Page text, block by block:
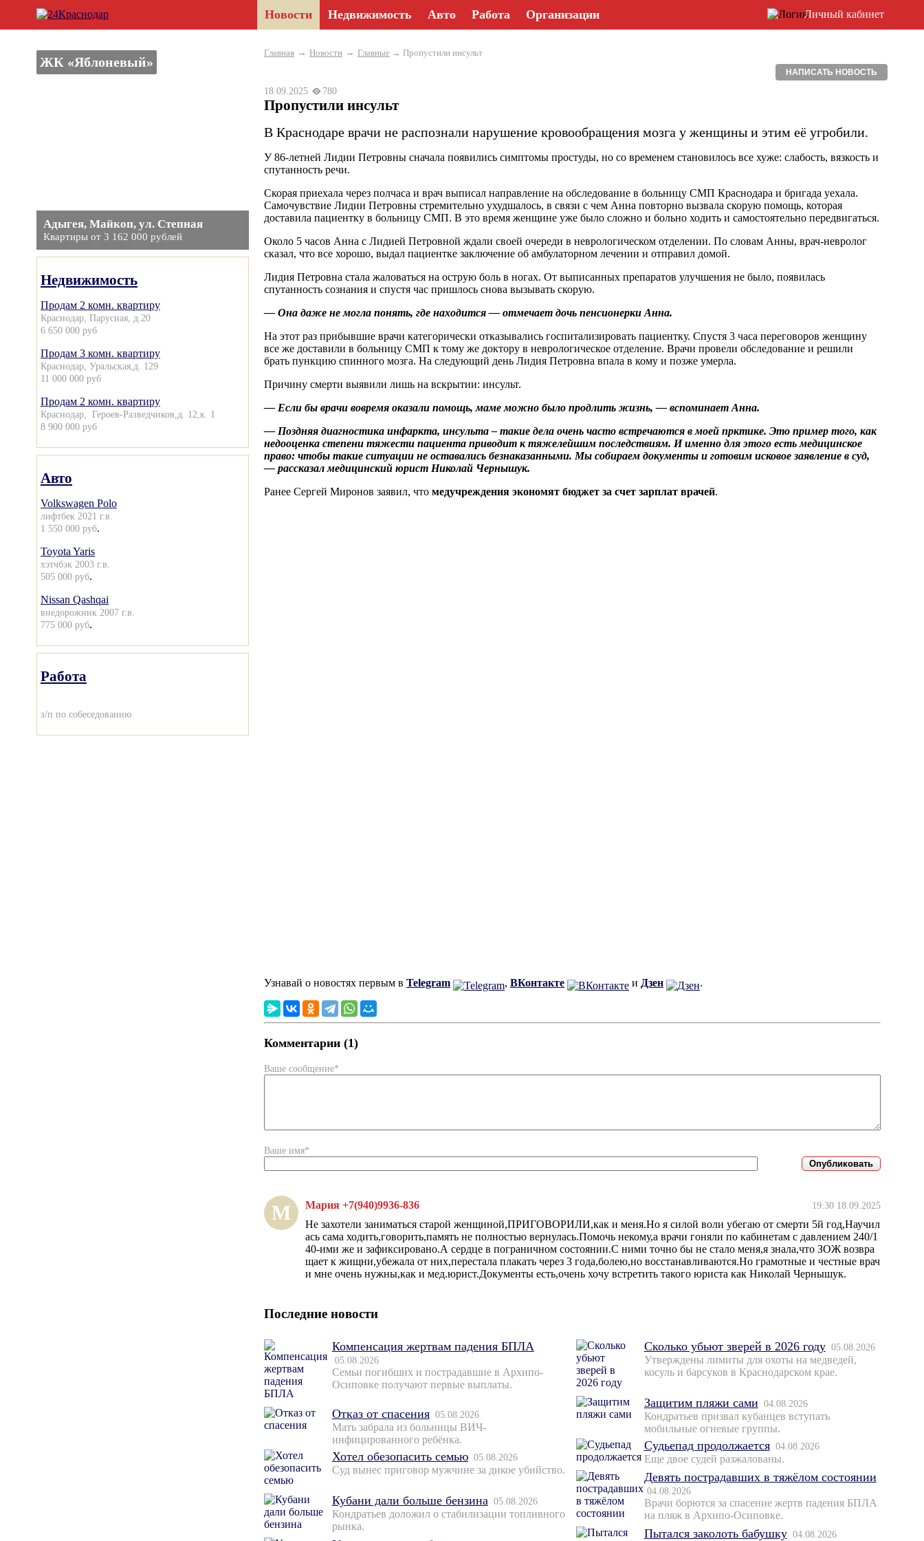
Новости Недвижимость Авто Работа Организации Личный кабинет
ЖК «Яблоневый»
Адыгея, Майкоп, ул. Степная
Квартиры от 3 162 000 рублей
Недвижимость
Продам 2 комн. квартиру
Краснодар, Парусная, д.20
6 650 000 руб
Продам 3 комн. квартиру
Краснодар, Уральская,д. 129
11 000 000 руб
Продам 2 комн. квартиру
Краснодар, Героев-Разведчиков,д. 12,к. 1
8 900 000 руб
Авто
Volkswagen Polo
лифтбек 2021 г.в.
1 550 000 руб.
Toyota Yaris
хэтчбэк 2003 г.в.
505 000 руб.
Nissan Qashqai
внедорожник 2007 г.в.
775 000 руб.
Работа
з/п по собеседованию
Главная → Новости → Главные → Пропустили инсульт
НАПИСАТЬ НОВОСТЬ
18.09.2025 780
Пропустили инсульт
В Краснодаре врачи не распознали нарушение кровообращения мозга у женщины и этим её угробили.
У 86-летней Лидии Петровны сначала появились симптомы простуды, но со временем становилось все хуже: слабость, вязкость и
спутанность речи.
Скорая приехала через полчаса и врач выписал направление на обследование в больницу СМП Краснодара и бригада уехала.
Самочувствие Лидии Петровны стремительно ухудшалось, в связи с чем Анна повторно вызвала скорую помощь, которая
доставила пациентку в больницу СМП. В это время женщине уже было сложно и больно ходить и самостоятельно передвигаться.
Около 5 часов Анна с Лидией Петровной ждали своей очереди в неврологическом отделении. По словам Анны, врач-невролог
сказал, что все хорошо, выдал пациентке заключение об амбулаторном лечении и отправил домой.
Лидия Петровна стала жаловаться на острую боль в ногах. От выписанных препаратов улучшения не было, появилась
спутанность сознания и спустя час пришлось снова вызывать скорую.
— Она даже не могла понять, где находится — отмечает дочь пенсионерки Анна.
На этот раз прибывшие врачи категорически отказывались госпитализировать пациентку. Спустя 3 часа переговоров женщину
все же доставили в больницу СМП к тому же доктору в неврологическое отделение. Врачи провели обследование и решили
брать пункцию спинного мозга. На следующий день Лидия Петровна впала в кому и позже умерла.
Причину смерти выявили лишь на вскрытии: инсульт.
— Если бы врачи вовремя оказали помощь, маме можно было продлить жизнь, — вспоминает Анна.
— Поздняя диагностика инфаркта, инсульта – такие дела очень часто встречаются в моей прктике. Это пример того, как
недооценка степени тяжести пациента приводит к тяжелейшим последствиям. И именно для этого есть медицинское
право: чтобы такие ситуации не оставались безнаказанными. Мы собираем документы и готовим исковое заявление в суд,
— рассказал медицинский юрист Николай Чернышук.
Ранее Сергей Миронов заявил, что медучреждения экономят бюджет за счет зарплат врачей.
Узнавай о новостях первым в Telegram , ВКонтакте и Дзен .
Комментарии (1)
Ваше сообщение*
Ваше имя*
М Мария +7(940)9936-836 19:30 18.09.2025
Не захотели заниматься старой женщиной,ПРИГОВОРИЛИ,как и меня.Но я силой воли убегаю от смерти 5й год,Научил
ась сама ходить,говорить,память не полностью вернулась.Помочь некому,а врачи гоняли по кабинетам с давлением 240/1
40-ими же и зафиксировано.А сердце в пограничном состоянии.С ними точно бы не стало меня,я знала,что ЗОЖ возвра
щает к жищни,убежала от них,перестала плакать через 3 года,болею,но восстанавливаются.Но грамотные и честные врач
и мне очень нужны,как и мед.юрист.Документы есть,очень хочу встретить такого юриста как Николай Чернышук.
Последние новости
Компенсация жертвам падения БПЛА
05.08.2026
Семьи погибших и пострадавшие в Архипо-
Осиповке получают первые выплаты.
Отказ от спасения 05.08.2026
Мать забрала из больницы ВИЧ-
инфицированного ребёнка.
Хотел обезопасить семью 05.08.2026
Суд вынес приговор мужчине за дикое убийство.
Кубани дали больше бензина 05.08.2026
Кондратьев доложил о стабилизации топливного
рынка.
Сколько убьют зверей в 2026 году 05.08.2026
Утверждены лимиты для охоты на медведей,
косуль и барсуков в Краснодарском крае.
Защитим пляжи сами 04.08.2026
Кондратьев призвал кубанцев вступать
мобильные огневые группы.
Судьепад продолжается 04.08.2026
Еще двое судей разжалованы.
Девять пострадавших в тяжёлом состоянии
04.08.2026
Врачи борются за спасение жертв падения БПЛА
на пляж в Архипо-Осиповке.
Пытался заколоть бабушку 04.08.2026